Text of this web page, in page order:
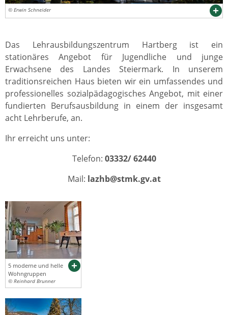
© Erwin Schneider
Das Lehrausbildungszentrum Hartberg ist ein
stationäres Angebot für Jugendliche und junge
Erwachsene des Landes Steiermark. In unserem
traditionsreichen Haus bieten wir ein umfassendes und
professionelles sozialpädagogisches Angebot, mit einer
fundierten Berufsausbildung in einem der insgesamt
acht Lehrberufe, an.
Ihr erreicht uns unter:
Telefon: 03332/ 62440
Mail: lazhb@stmk.gv.at
5 moderne und helle
Wohngruppen
© Reinhard Brunner